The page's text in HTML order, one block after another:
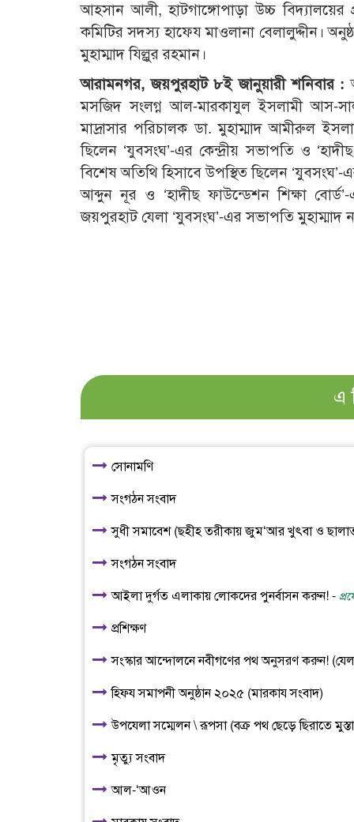
আহসান আলী, হাটগাঙ্গোপাড়া উচ্চ
কমিটির সদস্য হাফেয মাওলানা বেলালুদ্দীন।
মুহাম্মাদ যিল্লুর রহমান।
আরামনগর, জয়পুরহাট ৮ই জানুয়ারী শনিবার :
মসজিদ সংলগ্ন আল-মারকাযুল ইসলামী আস-
মাদ্রাসার পরিচালক ডা. মুহাম্মাদ আমীরুল
ছিলেন ‘যুবসংঘ’-এর কেন্দ্রীয় সভাপতি ও
বিশেষ অতিথি হিসাবে উপস্থিত ছিলেন
আব্দুন নূর ও ‘হাদীছ ফাউন্ডেশন শিক্ষা
জয়পুরহাট যেলা ‘যুবসংঘ’-এর সভাপতি মুহাম্মাদ
এ
সোনামণি
সংগঠন সংবাদ
সুধী সমাবেশ (ছহীহ তরীকায় জুম‘আর খুৎবা ও
সংগঠন সংবাদ
আইলা দুর্গত এলাকায় লোকদের পুনর্বাসন করুন! -
প্রশিক্ষণ
সংস্কার আন্দোলনে নবীগণের পথ অনুসরণ করুন!
হিফয সমাপনী অনুষ্ঠান ২০২৫ (মারকায সংবাদ)
উপযেলা সম্মেলন \ রূপসা (বক্র পথ ছেড়ে ছিরাতে
মৃত্যু সংবাদ
আল-‘আওন